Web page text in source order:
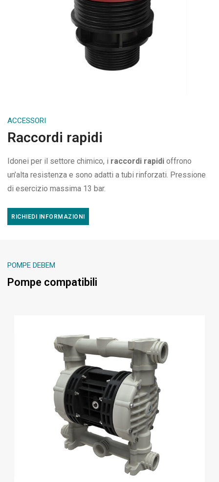
ACCESSORI
Raccordi rapidi
Idonei per il settore chimico, i raccordi rapidi offrono
un’alta resistenza e sono adatti a tubi rinforzati. Pressione
di esercizio massima 13 bar.
RICHIEDI INFORMAZIONI
POMPE DEBEM
Pompe compatibili